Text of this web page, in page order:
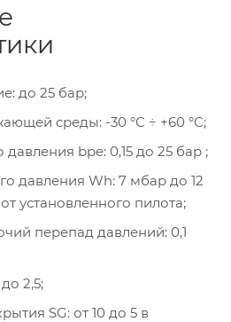
до 25 бар;
среды: -30 °C ÷ +60 °C;
bpe: 0,15 до 25 бар ;
давления Wh: 7 мбар до 12
установленного пилота;
перепад давлений: 0,1
2,5;
SG: от 10 до 5 в